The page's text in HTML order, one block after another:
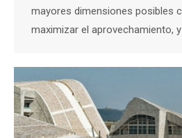
mayores dimensiones posibles
maximizar el aprovechamiento,